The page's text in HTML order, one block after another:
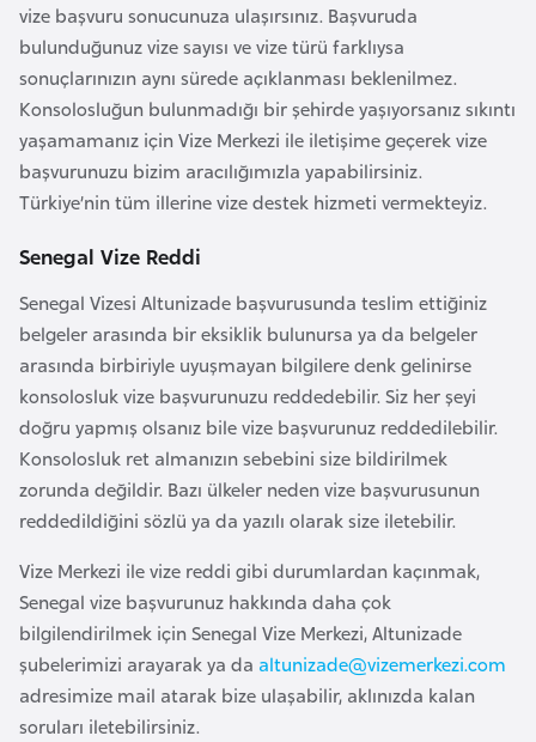
vize başvuru sonucunuza ulaşırsınız. Başvuruda
bulunduğunuz vize sayısı ve vize türü farklıysa
sonuçlarınızın aynı sürede açıklanması beklenilmez.
Konsolosluğun bulunmadığı bir şehirde yaşıyorsanız sıkıntı
yaşamamanız için Vize Merkezi ile iletişime geçerek vize
başvurunuzu bizim aracılığımızla yapabilirsiniz.
Türkiye’nin tüm illerine vize destek hizmeti vermekteyiz.
Senegal Vize Reddi
Senegal Vizesi Altunizade başvurusunda teslim ettiğiniz
belgeler arasında bir eksiklik bulunursa ya da belgeler
arasında birbiriyle uyuşmayan bilgilere denk gelinirse
konsolosluk vize başvurunuzu reddedebilir. Siz her şeyi
doğru yapmış olsanız bile vize başvurunuz reddedilebilir.
Konsolosluk ret almanızın sebebini size bildirilmek
zorunda değildir. Bazı ülkeler neden vize başvurusunun
reddedildiğini sözlü ya da yazılı olarak size iletebilir.
Vize Merkezi ile vize reddi gibi durumlardan kaçınmak,
Senegal vize başvurunuz hakkında daha çok
bilgilendirilmek için Senegal Vize Merkezi, Altunizade
şubelerimizi arayarak ya da altunizade@vizemerkezi.com
adresimize mail atarak bize ulaşabilir, aklınızda kalan
soruları iletebilirsiniz.
D
e
m
o
k
r
a
i
k
K
o
n
g
o
B
u
l
g
a
r
i